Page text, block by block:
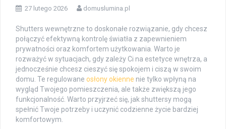
27 lutego 2026 domuslumina.pl
Shutters wewnętrzne to doskonałe rozwiązanie, gdy chcesz
połączyć efektywną kontrolę światła z zapewnieniem
prywatności oraz komfortem użytkowania. Warto je
rozważyć w sytuacjach, gdy zależy Ci na estetyce wnętrza, a
jednocześnie chcesz cieszyć się spokojem i ciszą w swoim
domu. Te regulowane osłony okienne nie tylko wpłyną na
wygląd Twojego pomieszczenia, ale także zwiększą jego
funkcjonalność. Warto przyjrzeć się, jak shuttersy mogą
spełnić Twoje potrzeby i uczynić codzienne życie bardziej
komfortowym.